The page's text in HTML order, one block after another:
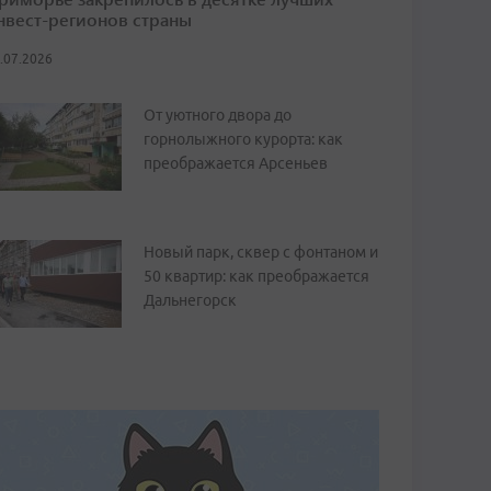
регионов страны
От уютного двора до
горнолыжного курорта: как
преображается Арсеньев
Новый парк, сквер с фонтаном и
50 квартир: как преображается
Дальнегорск